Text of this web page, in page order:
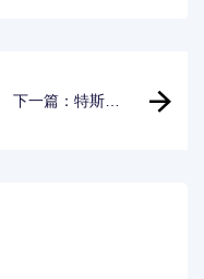
下一篇：特斯拉